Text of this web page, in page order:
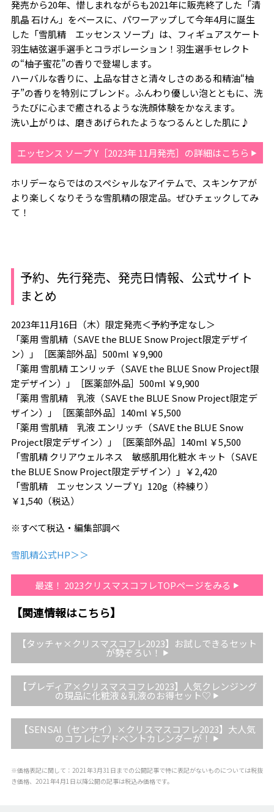
発売から20年、惜しまれながらも2021年に販売終了した「清
肌晶 石けん」をベースに、パワーアップして今年4月に誕生
した「雪肌精 エッセンス ソープ」は、フィギュアスケート
羽生結弦選手選手とコラボレーション！羽生選手セレクト
の“柚子蜜花”の香りで登場します。
ハーバルな香りに、上品な甘さと清々しさのある和精油“柚
子”の香りを特別にブレンド。ふんわり優しい泡とともに、洗
うたびに心まで癒されるような洗顔体験をかなえます。
洗い上がりは、磨きあげられたようなつるんとした肌に♪
エッセンス ソープ Y［2023年 11月発売］の詳細はこちら
ホリデーならではのスペシャルなアイテムで、スキンケアが
より楽しくなりそうな雪肌精の限定品。ぜひチェックしてみ
て！
予約、先行発売、発売日情報、公式サイト
まとめ
2023年11月16日（木）限定発売＜予約予定なし＞
「薬用 雪肌精（SAVE the BLUE Snow Project限定デザイ
ン）」［医薬部外品］500ml ￥9,900
「薬用 雪肌精 エンリッチ（SAVE the BLUE Snow Project限
定デザイン）」［医薬部外品］500ml ￥9,900
「薬用 雪肌精 乳液（SAVE the BLUE Snow Project限定デ
ザイン）」［医薬部外品］140ml ￥5,500
「薬用 雪肌精 乳液 エンリッチ（SAVE the BLUE Snow
Project限定デザイン）」［医薬部外品］140ml ￥5,500
「雪肌精 クリアウェルネス 敏感肌用化粧水 キット（SAVE
the BLUE Snow Project限定デザイン）」￥2,420
「雪肌精 エッセンス ソープ Y」120g（枠練り）
￥1,540（税込）
※すべて税込・編集部調べ
雪肌精公式HP＞＞
最速！ 2023クリスマスコフレTOPページをみる
【関連情報はこちら】
【タッチャ×クリスマスコフレ2023】お試しできるセット
が勢ぞろい！
【プレディア×クリスマスコフレ2023】人気クレンジング
の現品に化粧液＆乳液のお得セット♡
【SENSAI（センサイ）×クリスマスコフレ2023】大人気
のコフレにアドベントカレンダーが！
※価格表記に関して：2021年3月31日までの公開記事で特に表記がないものについては税抜
き価格、2021年4月1日以降公開の記事は税込み価格です。